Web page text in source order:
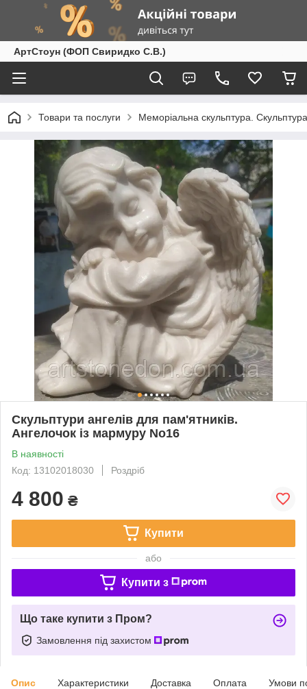
АртСтоун (ФОП Свиридко С.В.)
Товари та послуги Меморіальна скульптура.
Скульптури ангелів для пам'ятників.
Ангелочок із мармуру No16
В наявності
Код: 13102018030
Роздріб
4 800 ₴
Купити
або
Купити з
Що таке купити з Пром?
Замовлення під захистом
Опис Характеристики Доставка Оплата Умови